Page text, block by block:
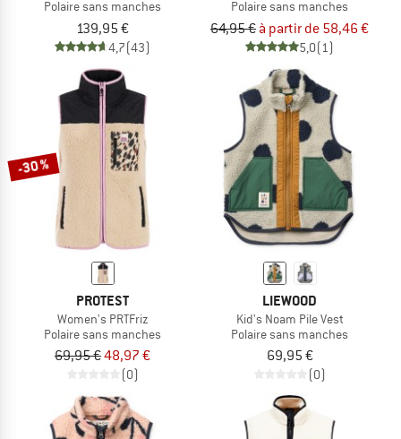
Polaire sans manches
139,95 €
4,7(43)
Polaire sans manches
64,95 € à partir de 58,46 €
5,0(1)
-30 %
PROTEST
Women's PRTFriz
Polaire sans manches
69,95 €48,97 €
(0)
LIEWOOD
Kid's Noam Pile Vest
Polaire sans manches
69,95 €
(0)